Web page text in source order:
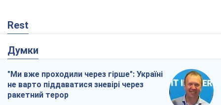
Rest
Думки
"Ми вже проходили через гірше": Україні
не варто піддаватися зневірі через
ракетний терор